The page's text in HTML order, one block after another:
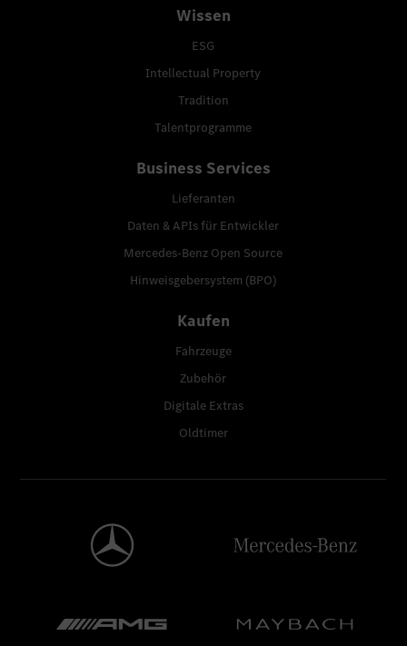
Wissen
ESG
Intellectual Property
Tradition
Talentprogramme
Business Services
Lieferanten
Daten & APIs für Entwickler
Mercedes-Benz Open Source
Hinweisgebersystem (BPO)
Kaufen
Fahrzeuge
Zubehör
Digitale Extras
Oldtimer